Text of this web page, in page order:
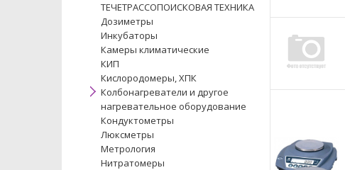
ТЕЧЕТРАССОПОИСКОВАЯ ТЕХНИКА
Дозиметры
Инкубаторы
Камеры климатические
КИП
Кислородомеры, ХПК
Колбонагреватели и другое
нагревательное оборудование
Кондуктометры
Люксметры
Метрология
Нитратомеры